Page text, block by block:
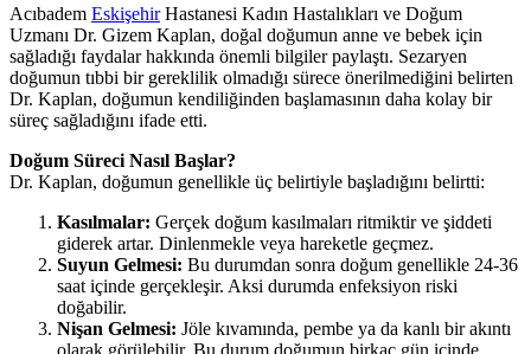
Acıbadem EskişehirHastanesi Kadın Hastalıkları ve Doğum
Uzmanı Dr. Gizem Kaplan, doğal doğumun anne ve bebek için
sağladığı faydalar hakkında önemli bilgiler paylaştı. Sezaryen
doğumun tıbbi bir gereklilik olmadığı sürece önerilmediğini belirten
Dr. Kaplan, doğumun kendiliğinden başlamasının daha kolay bir
süreç sağladığını ifade etti.
Doğum Süreci Nasıl Başlar?
Dr. Kaplan, doğumun genellikle üç belirtiyle başladığını belirtti:
Kasılmalar: Gerçek doğum kasılmaları ritmiktir ve şiddeti
giderek artar. Dinlenmekle veya hareketle geçmez.
Suyun Gelmesi: Bu durumdan sonra doğum genellikle 24-36
saat içinde gerçekleşir. Aksi durumda enfeksiyon riski
doğabilir.
Nişan Gelmesi: Jöle kıvamında, pembe ya da kanlı bir akıntı